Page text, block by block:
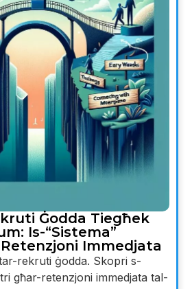
Ġodda Tiegħek
Is-“Sistema”
Immedjata
rekruti ġodda. Skopri s-
għar-retenzjoni immedjata tal-